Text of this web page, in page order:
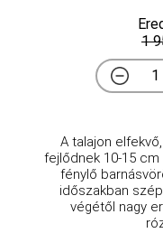
1
A talajon
fejlődnek 10-15
fénylő
időszakban
végétől nagy